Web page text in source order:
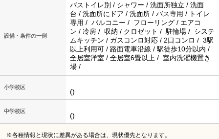
設備・条件の一例
バストイレ別 / シャワー / 洗面所独立 / 洗面
台 / 洗面所にドア / 洗面所 / バス専用 / トイレ
専用 / バルコニー / フローリング / エアコ
ン / 冷房 / 収納 / クロゼット / 駐輪場 / システ
ムキッチン / ガスコンロ対応 / 2口コンロ / 3駅
以上利用可 / 路面電車沿線 / 駅徒歩10分以内 /
全居室洋室 / 全居室6畳以上 / 室内洗濯機置き
場 /
小学校区
()
中学校区
()
※各種情報と現状に差異がある場合は、現状優先となります。